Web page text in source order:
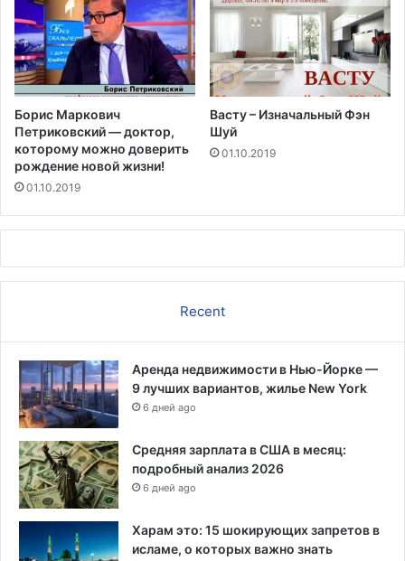
Борис Маркович
Петриковский — доктор,
которому можно доверить
рождение новой жизни!
01.10.2019
Васту – Изначальный Фэн
Шуй
01.10.2019
Recent
Аренда недвижимости в Нью-Йорке —
9 лучших вариантов, жилье New York
6 дней ago
Средняя зарплата в США в месяц:
подробный анализ 2026
6 дней ago
Харам это: 15 шокирующих запретов в
исламе, о которых важно знать